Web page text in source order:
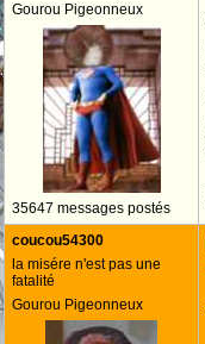
Gourou Pigeonneux
35647 messages postés
coucou54300
la misére n'est pas une
fatalité
Gourou Pigeonneux